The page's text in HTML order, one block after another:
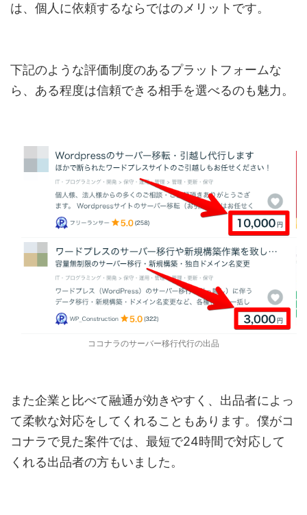
は、個人に依頼するならではのメリットです。
下記のような評価制度のあるプラットフォームな
ら、ある程度は信頼できる相手を選べるのも魅力。
ココナラのサーバー移行代行の出品
また企業と比べて融通が効きやすく、出品者によっ
て柔軟な対応をしてくれることもあります。僕がコ
コナラで見た案件では、最短で24時間で対応して
くれる出品者の方もいました。